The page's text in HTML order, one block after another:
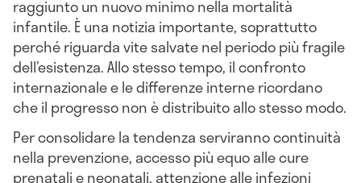
raggiunto un nuovo minimo nella mortalità
infantile. È una notizia importante, soprattutto
perché riguarda vite salvate nel periodo più fragile
dell’esistenza. Allo stesso tempo, il confronto
internazionale e le differenze interne ricordano
che il progresso non è distribuito allo stesso modo.
Per consolidare la tendenza serviranno continuità
nella prevenzione, accesso più equo alle cure
prenatali e neonatali, attenzione alle infezioni